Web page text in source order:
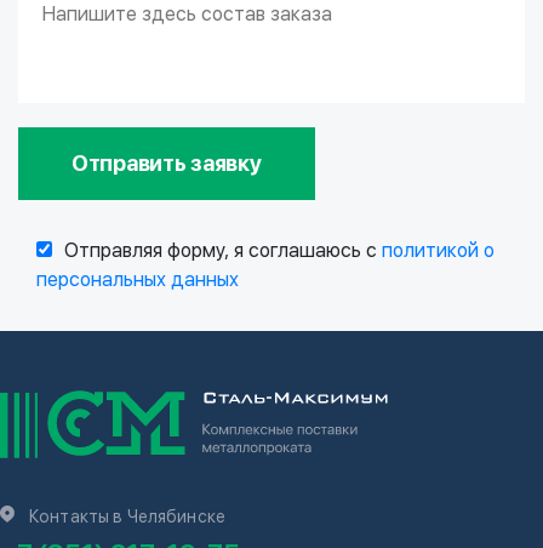
Отправить заявку
Отправляя форму, я соглашаюсь с политикой о
персональных данных
Контакты в Челябинске